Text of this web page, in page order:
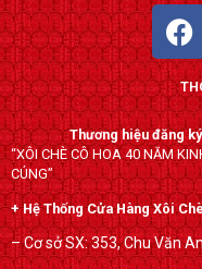
F
a
c
e
b
o
o
k
Thương hiệu đăng ký
“XÔI CHÈ CÔ HOA 40 NĂM
CÚNG”
+ Hệ Thống Cửa Hàng Xôi
– Cơ sở SX: 353, Chu Văn